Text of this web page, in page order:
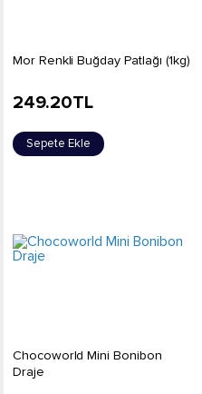
Mor Renkli Buğday Patlağı (1kg)
249.20TL
Sepete Ekle
Chocoworld Mini Bonibon
Draje